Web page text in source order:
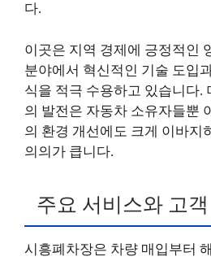
다.
이곳은 지역 경제에 긍정적인
분야에서 혁신적인 기술 도입
식을 적극 수용하고 있습니다.
의 발전은 자동차 소유자들뿐
의 환경 개선에도 크게 이바지
의의가 큽니다.
주요 서비스와 고
시흥폐차장은 차량 매입부터